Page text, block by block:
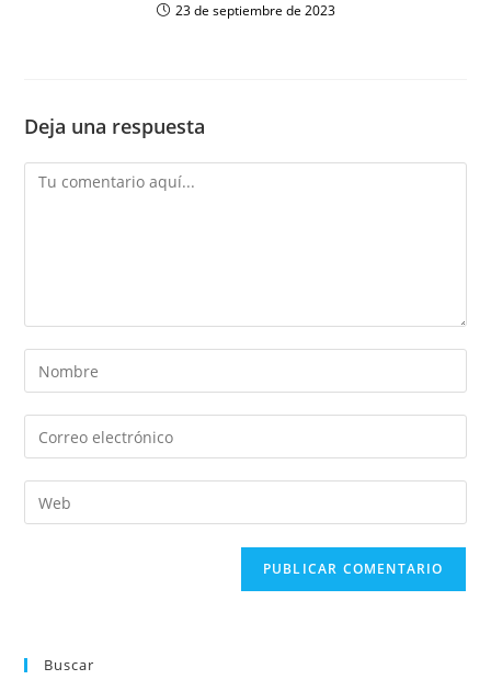
23 de septiembre de 2023
Deja una respuesta
Buscar